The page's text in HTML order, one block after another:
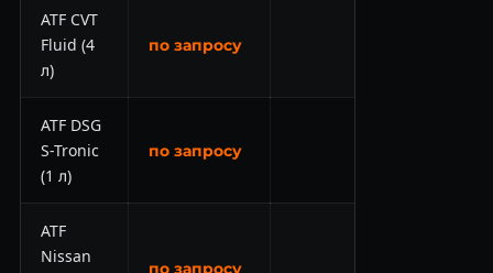
ATF CVT
Fluid (4
л)
по запросу
ATF DSG
S-Tronic
(1 л)
по запросу
ATF
Nissan
по запросу